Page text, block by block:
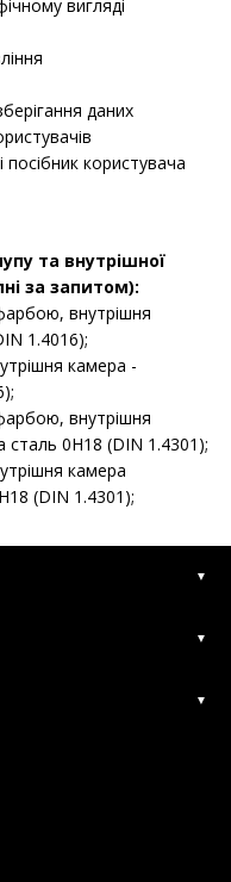
вигляді
даних
користувача
та внутрішної
за запитом):
внутрішня
1.4016);
камера -
внутрішня
сталь 0H18 (DIN 1.4301);
камера
(DIN 1.4301);